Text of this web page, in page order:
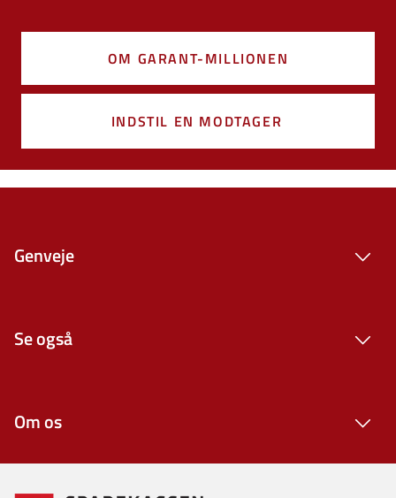
OM GARANT-MILLIONEN
INDSTIL EN MODTAGER
Genveje
Se også
Om os